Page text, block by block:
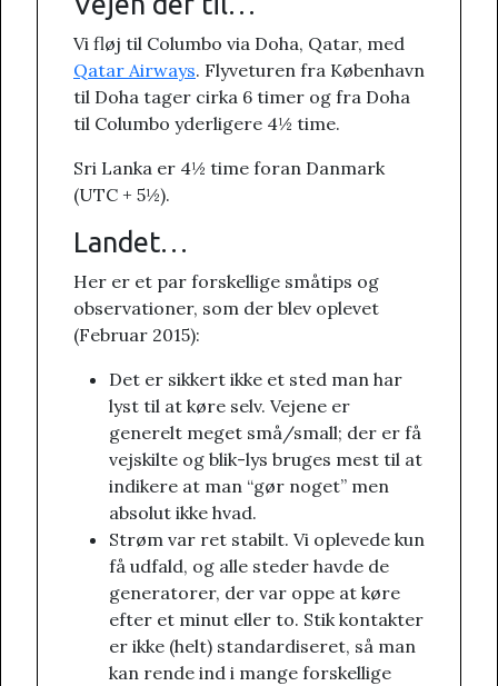
Vi fløj til Columbo via Doha, Qatar, med
Qatar Airways. Flyveturen fra København
til Doha tager cirka 6 timer og fra Doha
til Columbo yderligere 4½ time.
Sri Lanka er 4½ time foran Danmark
(UTC + 5½).
Landet…
Her er et par forskellige småtips og
observationer, som der blev oplevet
(Februar 2015):
Det er sikkert ikke et sted man har
lyst til at køre selv. Vejene er
generelt meget små/small; der er få
vejskilte og blik-lys bruges mest til at
indikere at man “gør noget” men
absolut ikke hvad.
Strøm var ret stabilt. Vi oplevede kun
få udfald, og alle steder havde de
generatorer, der var oppe at køre
efter et minut eller to. Stik kontakter
er ikke (helt) standardiseret, så man
kan rende ind i mange forskellige